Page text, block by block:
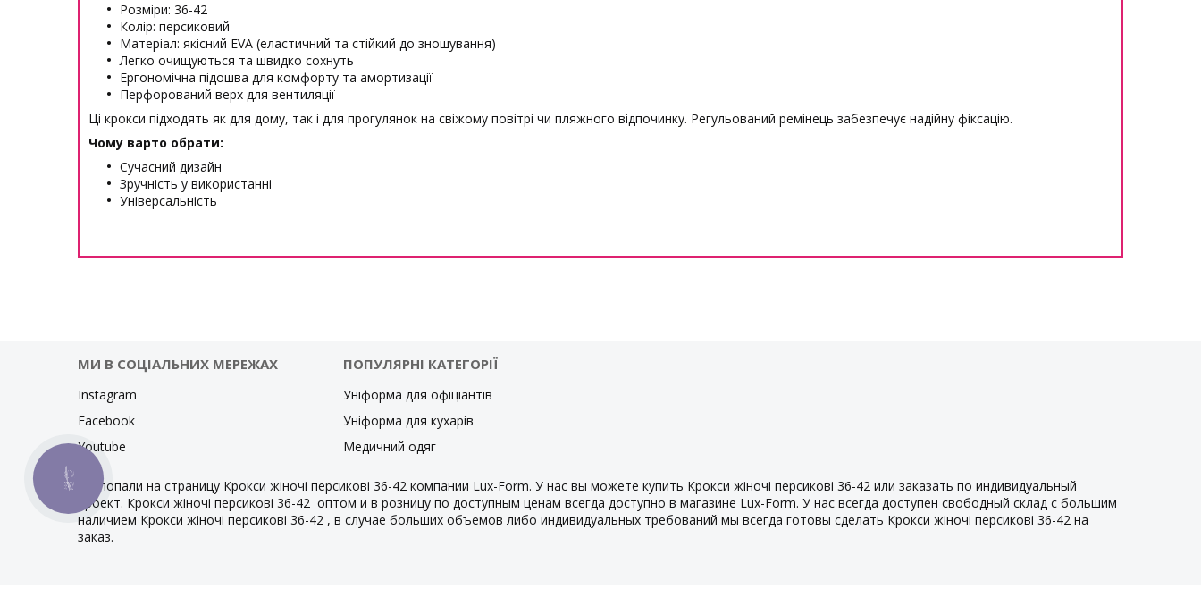
Розміри: 36-42
Колір: персиковий
Матеріал: якісний EVA (еластичний та стійкий до зношування)
Легко очищуються та швидко сохнуть
Ергономічна підошва для комфорту та амортизації
Перфорований верх для вентиляції
Ці крокси підходять як для дому, так і для прогулянок на свіжому повітрі чи пляжного відпочинку. Регульований ремінець забезпечує надійну фіксацію.
Чому варто обрати:
Сучасний дизайн
Зручність у використанні
Універсальність
МИ В СОЦІАЛЬНИХ МЕРЕЖАХ
Instagram
Facebook
Youtube
ПОПУЛЯРНІ КАТЕГОРІЇ
Уніформа для офіціантів
Уніформа для кухарів
Медичний одяг
Вы попали на страницу Крокси жіночі персикові 36-42 компании Lux-Form. У нас вы можете купить Крокси жіночі персикові 36-42 или заказать по индивидуальный
проект. Крокси жіночі персикові 36-42 оптом и в розницу по доступным ценам всегда доступно в магазине Lux-Form. У нас всегда доступен свободный склад с большим
наличием Крокси жіночі персикові 36-42 , в случае больших объемов либо индивидуальных требований мы всегда готовы сделать Крокси жіночі персикові 36-42 на
заказ.
КНОПКА
ЗВ'ЯЗКУ